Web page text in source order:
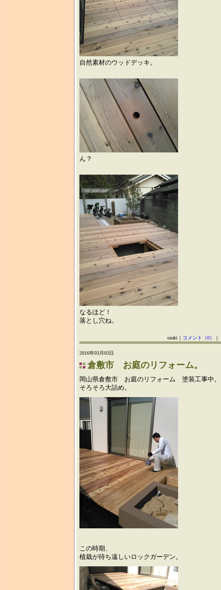
自然素材のウッドデッキ。
ん？
なるほど！
落とし穴ね。
ozaki｜ コメント（0） ｜
2016年03月03日
倉敷市 お庭のリフォーム。
岡山県倉敷市 お庭のリフォーム 塗装工事中。
そろそろ大詰め。
この時期、
植栽が待ち遠しいロックガーデン。